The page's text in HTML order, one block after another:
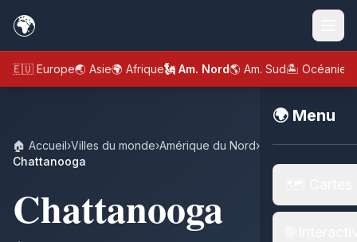
🌍
🇪🇺 Europe🌏 Asie🌍 Afrique🗽 Am. Nord🌎 Am. Sud🏝️ Océanie
🌍 Menu
🏠 Accueil›Villes du monde›Amérique du Nord› États-Unis›
Chattanooga
Chattanooga